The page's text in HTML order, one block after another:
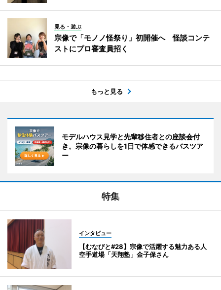
見る・遊ぶ
宗像で「モノノ怪祭り」初開催へ 怪談コンテ
ストにプロ審査員招く
もっと見る
モデルハウス見学と先輩移住者との座談会付
き。宗像の暮らしを1日で体感できるバスツア
ー
特集
インタビュー
【むなびと#28】宗像で活躍する魅力ある人
空手道場「天翔塾」金子保さん